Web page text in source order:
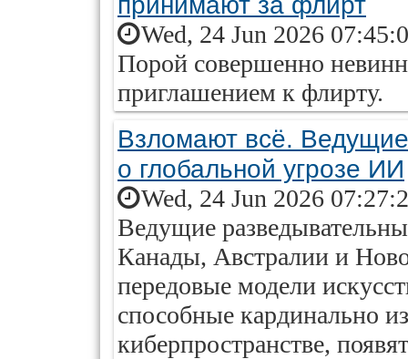
Wed, 24 Jun 2026
Порой совершенно
приглашением к флирту.
Взломают всё.
о глобальной угрозе ИИ
Wed, 24 Jun 2026
Ведущие
Канады, Австралии и
передовые модели
способные кардинально
киберпространстве,